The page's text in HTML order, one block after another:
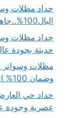
حداد مظلات
البال100%..جاهز لخدمتك24ساعة اتصل الان
حداد مظلات
حديثة بجودة
مظلات وسواتر
وضمان 100% اتصل الان
حداد حي
عصرية وجودة عالية 99%